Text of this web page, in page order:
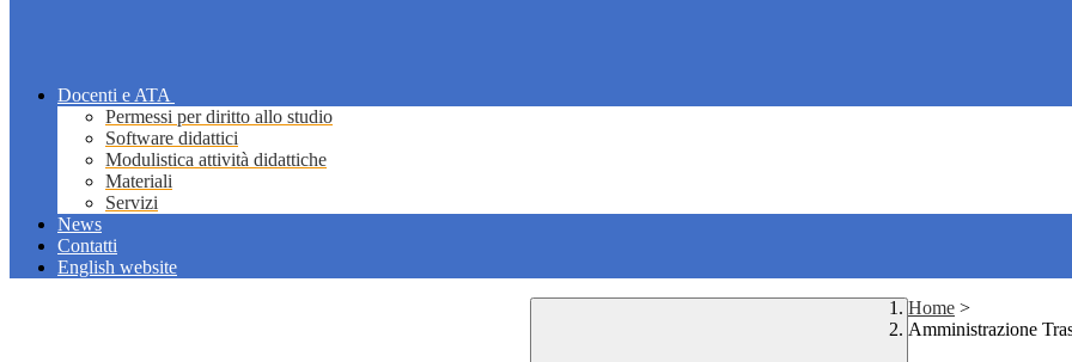
Docenti e ATA
Permessi per diritto allo studio
Software didattici
Modulistica attività didattiche
Materiali
Servizi
News
Contatti
English website
Home >
Amministrazione